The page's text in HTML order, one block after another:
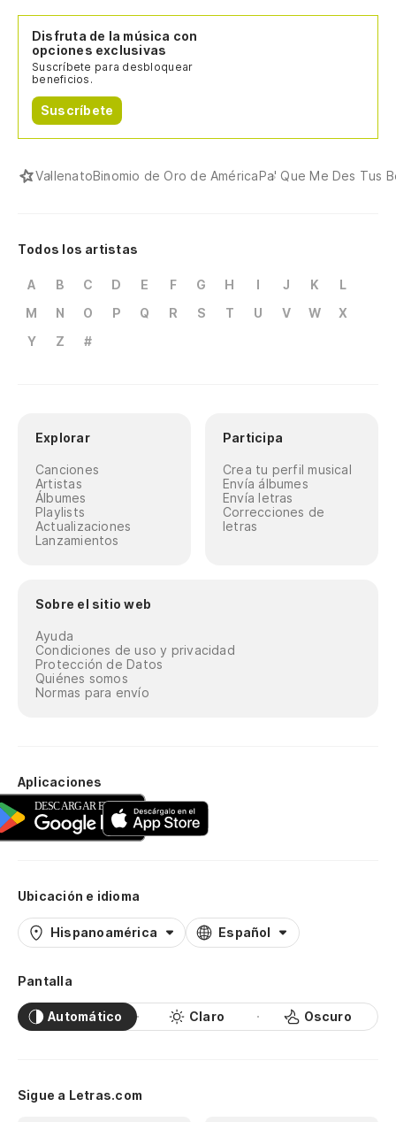
Disfruta de la música con
opciones exclusivas
Suscríbete para desbloquear
beneficios.
Suscríbete
VallenatoBinomio de Oro de AméricaPa' Que Me Des Tus
Todos los artistas
A B C D E F G H I J K
L
M
N O P Q R S T U V W
X
Y
Z #
Explorar
Canciones
Artistas
Álbumes
Playlists
Actualizaciones
Lanzamientos
Participa
Crea tu perfil musical
Envía álbumes
Envía letras
Correcciones de
letras
Sobre el sitio web
Ayuda
Condiciones de uso y privacidad
Protección de Datos
Quiénes somos
Normas para envío
Aplicaciones
Ubicación e idioma
Hispanoamérica Español
Pantalla
Automático Claro Oscuro
Sigue a Letras.com